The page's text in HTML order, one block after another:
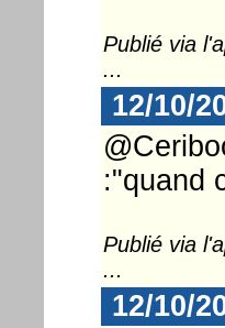
Publié via
...
12/10/
:"quand
Publié via
...
12/10/